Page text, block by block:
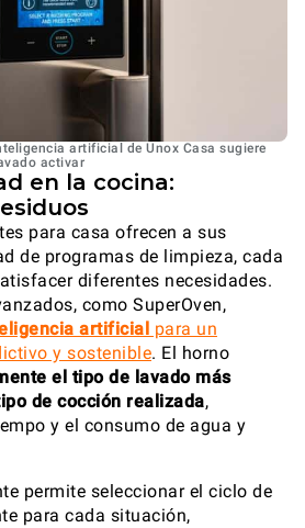
artificial de Unox Casa sugiere
activar
en la cocina:
para casa ofrecen a sus
de programas de limpieza, cada
diferentes necesidades.
como SuperOven,
artificial para un
y sostenible. El horno
el tipo de lavado más
de cocción realizada,
y el consumo de agua y
permite seleccionar el ciclo de
para cada situación,